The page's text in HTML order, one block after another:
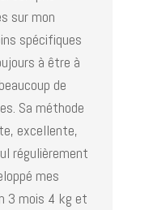
sur mon
spécifiques
à être à
de
Sa méthode
excellente,
régulièrement
mes
3 mois 4 kg et